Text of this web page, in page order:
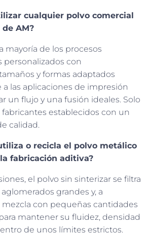
cualquier polvo comercial
AM?
mayoría de los procesos
personalizados con
y formas adaptados
las aplicaciones de impresión
un flujo y una fusión ideales. Solo
establecidos con un
calidad.
o recicla el polvo metálico
fabricación aditiva?
el polvo sin sinterizar se filtra
grandes y, a
con pequeñas cantidades
mantener su fluidez, densidad
de unos límites estrictos.